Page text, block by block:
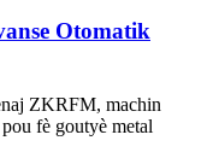
Otomatik